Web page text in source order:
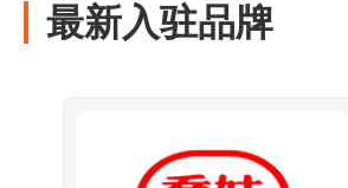
最新入驻品牌